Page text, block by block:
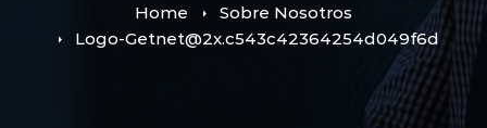
Home
Sobre Nosotros
Logo-Getnet@2x.c543c42364254d049f6d